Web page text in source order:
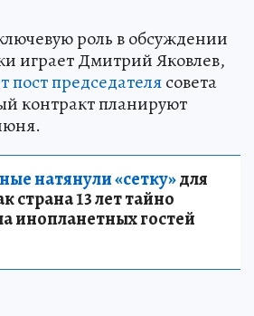
роль в обсуждении
играет Дмитрий Яковлев,
пост председателясовета
контракт планируют
натянули «сетку»для
страна 13 лет тайно
инопланетных гостей